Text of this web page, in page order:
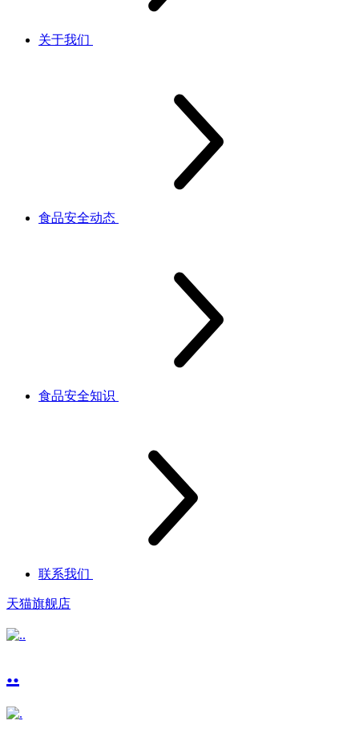
关于我们
食品安全动态
食品安全知识
联系我们
天猫旗舰店
..